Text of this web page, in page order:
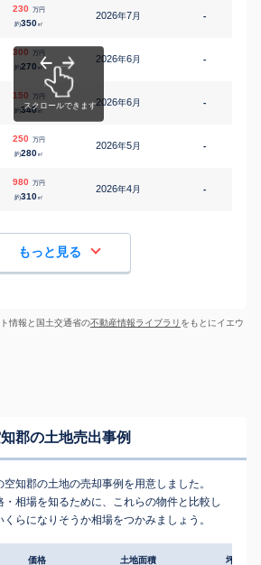
230 万円
約350㎡
2026年7月 -
300 万円
約270 ㎡
2026年6月 -
150 万円
約340㎡
2026年6月 -
250 万円
約280㎡
2026年5月 -
980 万円
約310㎡
2026年4月 -
もっと見る
情報と国土交通省の不動産情報ライブラリ をもとにイエウ
郡の土地売出事例
知郡の土地の売却事例を用意しました。
相場を知るために、これらの物件と比較し
らになりそうか相場をつかみましょう。
価格 土地面積 坪単価